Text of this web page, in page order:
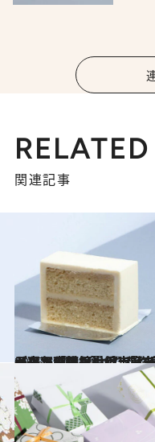
関連記事
2025.1.13
【東急東横線沿線】賢者が選ぶ「鉄板」手土産スイーツ8選《食べた和洋菓子一万種類以上！ スイーツなかののお墨付き》
グルメ